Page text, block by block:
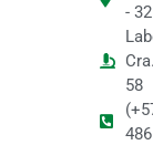
- 32
58